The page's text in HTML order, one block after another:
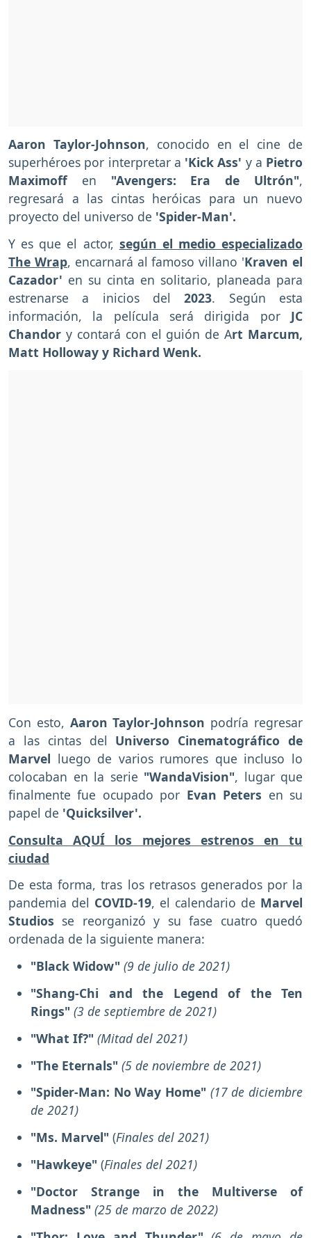
Aaron Taylor-Johnson, conocido en el cine de
superhéroes por interpretar a 'Kick Ass' y a Pietro
Maximoffen "Avengers: Era de Ultrón",
regresará a las cintas heróicas para un nuevo
proyecto del universo de 'Spider-Man'.
Y es que el actor, según el medio especializado
The Wrap, encarnará al famoso villano 'Kraven el
Cazador' en su cinta en solitario, planeada para
estrenarse a inicios del2023. Según esta
información, la película será dirigida porJC
Chandor y contará con el guión de Art Marcum,
Matt Holloway y Richard Wenk.
Con esto, Aaron Taylor-Johnson podría regresar
a las cintas del Universo Cinematográfico de
Marvel luego de varios rumores que incluso lo
colocaban en la serie "WandaVision", lugar que
finalmente fue ocupado por Evan Peters en su
papel de 'Quicksilver'.
Consulta AQUÍ los mejores estrenos en tu
ciudad
De esta forma, tras los retrasos generados por la
pandemia del COVID-19, el calendario de Marvel
Studios se reorganizó y su fase cuatro quedó
ordenada de la siguiente manera:
"Black Widow" (9 de julio de 2021)
"Shang-Chi and the Legend of the Ten
Rings" (3 de septiembre de 2021)
"What If?" (Mitad del 2021)
"The Eternals" (5 de noviembre de 2021)
"Spider-Man: No Way Home" (17 de diciembre
de 2021)
"Ms. Marvel" (Finales del 2021)
"Hawkeye" (Finales del 2021)
"Doctor Strange in the Multiverse of
Madness" (25 de marzo de 2022)